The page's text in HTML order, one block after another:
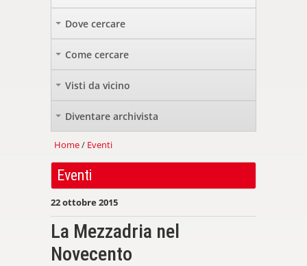
Dove cercare
Come cercare
Visti da vicino
Diventare archivista
Home/ Eventi
Eventi
22 ottobre 2015
La Mezzadria nel
Novecento